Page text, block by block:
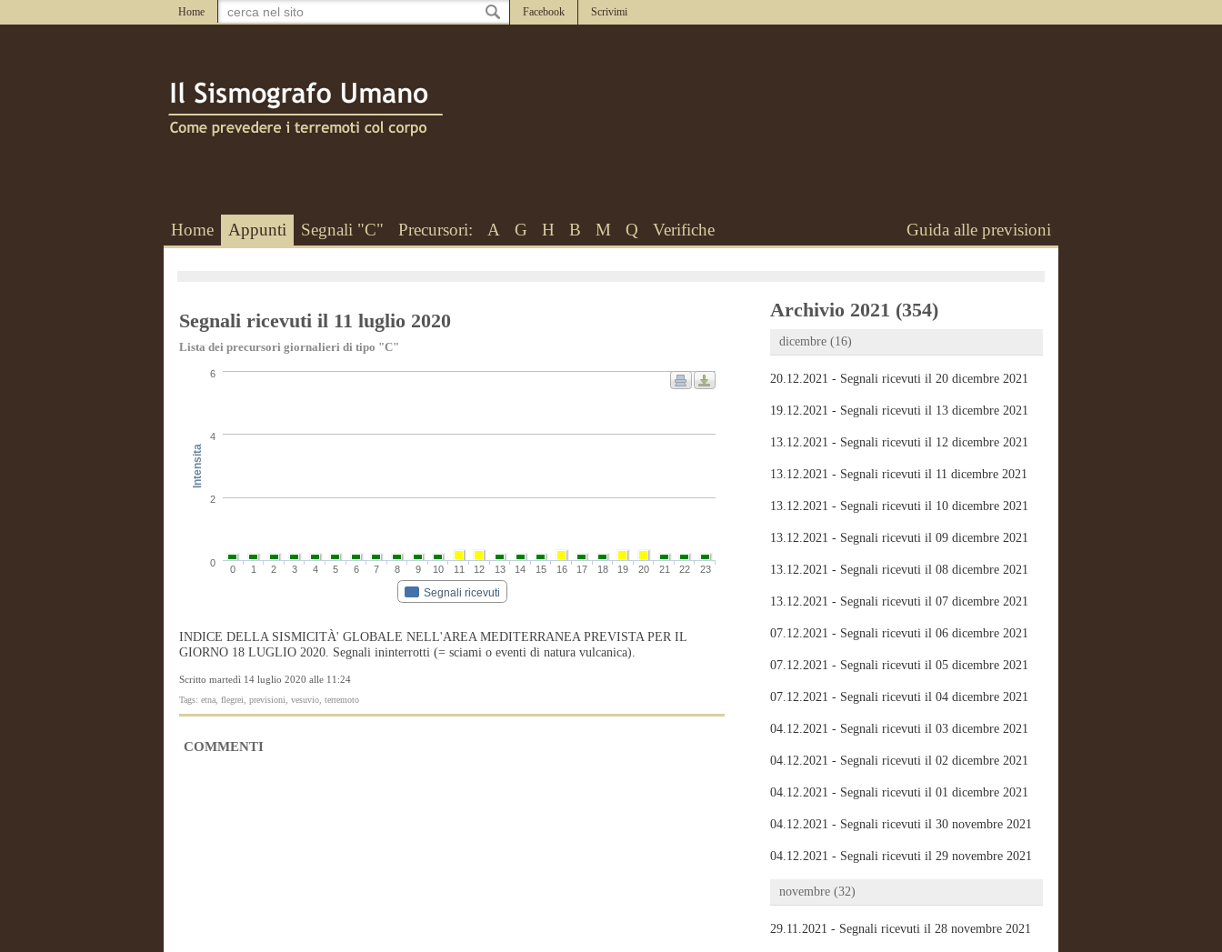
Home Facebook Scrivimi
Home Appunti Segnali "C" Precursori: A G H B M Q Verifiche Guida alle previsioni
Segnali ricevuti il 11 luglio 2020
Lista dei precursori giornalieri di tipo "C"
Intensita
Segnali ricevuti
0 1 2 3 4 5 6 7 8 9 10 11 12 13 14 15 16 17 18 19 20 21 22 23
0
2
4
6
INDICE DELLA SISMICITÀ' GLOBALE NELL'AREA MEDITERRANEA PREVISTA PER IL
GIORNO 18 LUGLIO 2020. Segnali ininterrotti (= sciami o eventi di natura vulcanica).
Scritto martedì 14 luglio 2020 alle 11:24
Tags: etna, flegrei, previsioni, vesuvio, terremoto
COMMENTI
Archivio 2021 (354)
dicembre (16)
20.12.2021 - Segnali ricevuti il 20 dicembre 2021
19.12.2021 - Segnali ricevuti il 13 dicembre 2021
13.12.2021 - Segnali ricevuti il 12 dicembre 2021
13.12.2021 - Segnali ricevuti il 11 dicembre 2021
13.12.2021 - Segnali ricevuti il 10 dicembre 2021
13.12.2021 - Segnali ricevuti il 09 dicembre 2021
13.12.2021 - Segnali ricevuti il 08 dicembre 2021
13.12.2021 - Segnali ricevuti il 07 dicembre 2021
07.12.2021 - Segnali ricevuti il 06 dicembre 2021
07.12.2021 - Segnali ricevuti il 05 dicembre 2021
07.12.2021 - Segnali ricevuti il 04 dicembre 2021
04.12.2021 - Segnali ricevuti il 03 dicembre 2021
04.12.2021 - Segnali ricevuti il 02 dicembre 2021
04.12.2021 - Segnali ricevuti il 01 dicembre 2021
04.12.2021 - Segnali ricevuti il 30 novembre 2021
04.12.2021 - Segnali ricevuti il 29 novembre 2021
novembre (32)
29.11.2021 - Segnali ricevuti il 28 novembre 2021